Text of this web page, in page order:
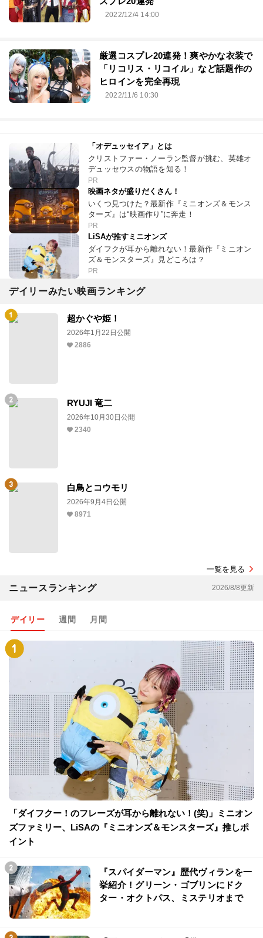
2022/12/4 14:00
厳選コスプレ20連発！爽やかな衣装で
「リコリス・リコイル」など話題作の
ヒロインを完全再現
2022/11/6 10:30
「オデュッセイア」とは
クリストファー・ノーラン監督が挑む、英雄オ
デュッセウスの物語を知る！
PR
映画ネタが盛りだくさん！
いくつ見つけた？最新作『ミニオンズ＆モンス
ターズ』は“映画作り”に奔走！
PR
LiSAが推すミニオンズ
ダイフクが耳から離れない！最新作『ミニオン
ズ＆モンスターズ』見どころは？
PR
デイリーみたい映画ランキング
超かぐや姫！
2026年1月22日公開
2886
RYUJI 竜二
2026年10月30日公開
2340
白鳥とコウモリ
2026年9月4日公開
8971
一覧を見る
ニュースランキング 2026/8/8更新
デイリー 週間 月間
「ダイフクー！のフレーズが耳から離れない！(笑)」ミニオン
ズファミリー、LiSAの『ミニオンズ＆モンスターズ』推しポ
イント
『スパイダーマン』歴代ヴィランを一
挙紹介！グリーン・ゴブリンにドク
ター・オクトパス、ミステリオまで